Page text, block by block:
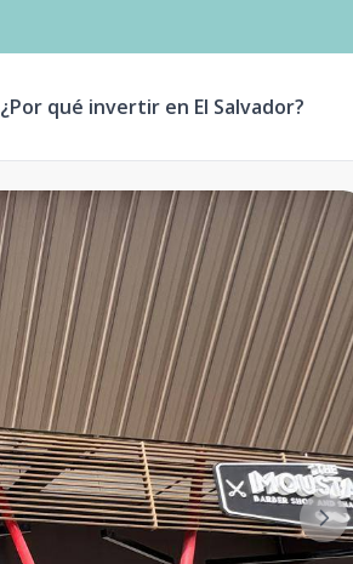
¿Por qué invertir en El Salvador?